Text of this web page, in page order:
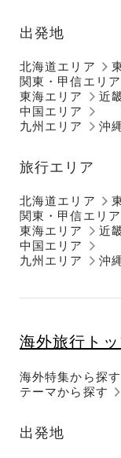
出発地
北海道エリア
関東・甲信エリア
東海エリア
近
中国エリア
九州エリア
沖
旅行エリア
北海道エリア
関東・甲信エリア
東海エリア
近
中国エリア
九州エリア
沖
海外旅行ト
海外特集から探す
テーマから探す
出発地